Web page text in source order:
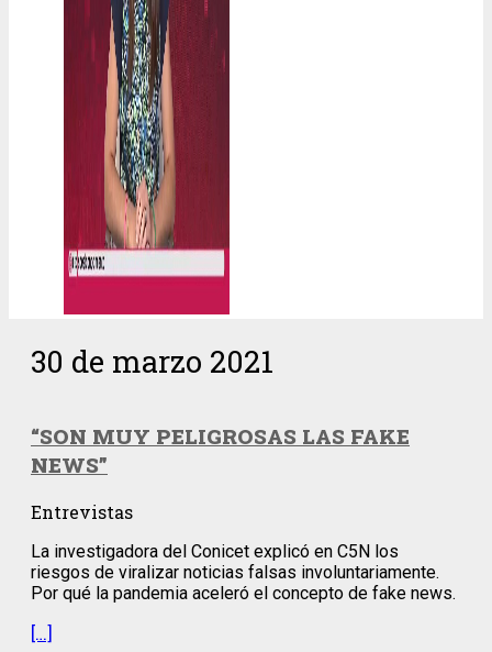
30 de marzo 2021
“SON MUY PELIGROSAS LAS FAKE
NEWS”
Entrevistas
La investigadora del Conicet explicó en C5N los
riesgos de viralizar noticias falsas involuntariamente.
Por qué la pandemia aceleró el concepto de fake news.
[…]